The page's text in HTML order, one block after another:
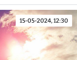
15-05-2024, 12:30